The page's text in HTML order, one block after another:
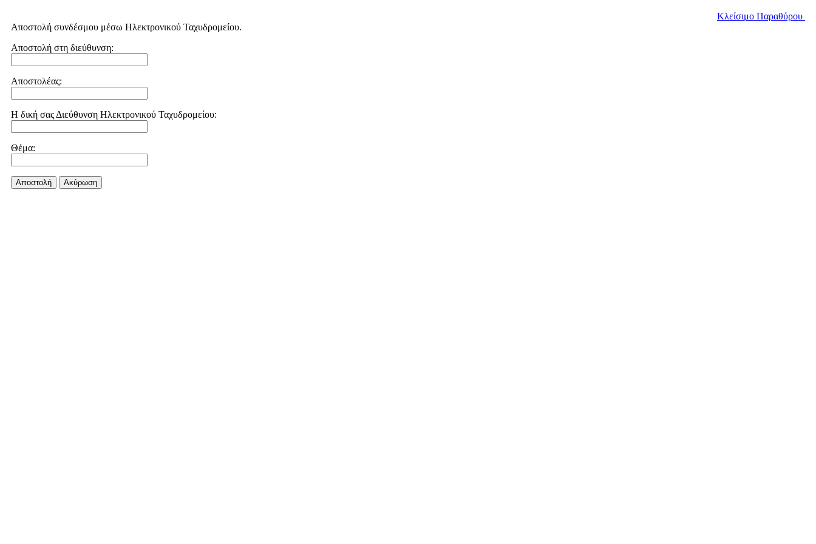
Κλείσιμο Παραθύρου
Αποστολή συνδέσμου μέσω Ηλεκτρονικού Ταχυδρομείου.
Αποστολή στη διεύθυνση:
Αποστολέας:
Η δική σας Διεύθυνση Ηλεκτρονικού Ταχυδρομείου:
Θέμα:
Αποστολή Aκύρωση